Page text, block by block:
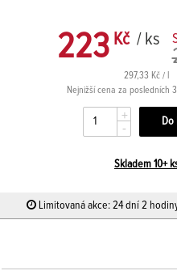
223Kč / ks
297,33 Kč / l
Nejnižší cena za posledních
+
-
Skladem 10+
Limitovaná akce: 24 dní 2